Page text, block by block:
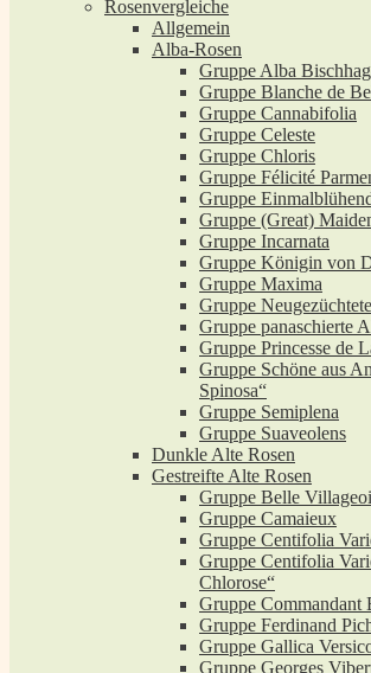
Rosenvergleiche
Allgemein
Alba-Rosen
Gruppe Alba
Gruppe Blanche de
Gruppe Cannabifolia
Gruppe Celeste
Gruppe Chloris
Gruppe Félicité
Gruppe
Gruppe (Great)
Gruppe Incarnata
Gruppe Königin von
Gruppe Maxima
Gruppe
Gruppe panaschierte
Gruppe Princesse de
Gruppe Schöne aus
Spinosa“
Gruppe Semiplena
Gruppe Suaveolens
Dunkle Alte Rosen
Gestreifte Alte Rosen
Gruppe Belle
Gruppe Camaieux
Gruppe Centifolia
Gruppe Centifolia
Chlorose“
Gruppe Commandant
Gruppe Ferdinand
Gruppe Gallica
Gruppe Georges